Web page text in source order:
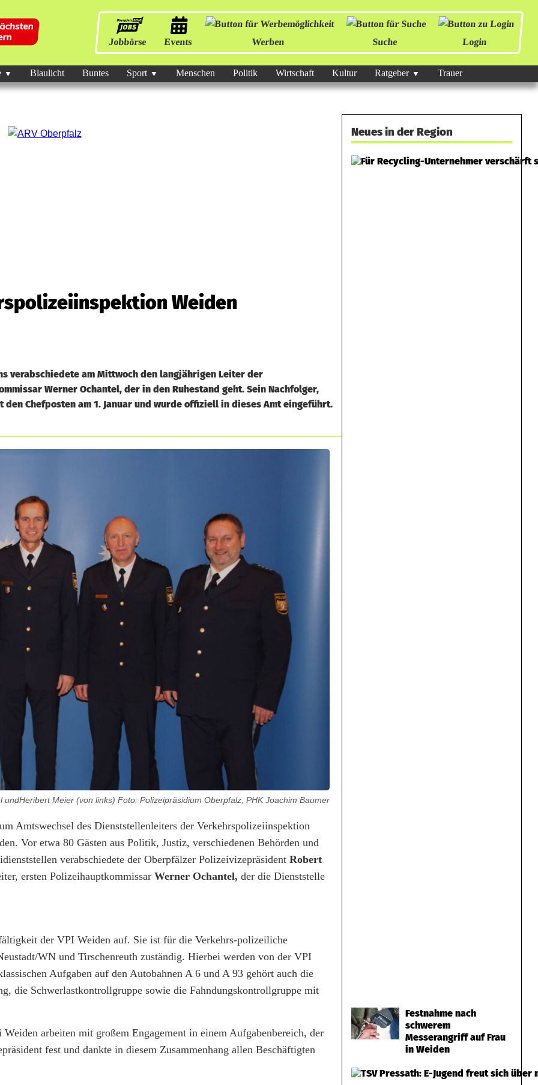
Jobbörse Events Werben Suche Login
Blaulicht Buntes Sport Menschen Politik Wirtschaft Kultur Ratgeber Trauer
Weiden
verabschiedete am Mittwoch den langjährigen Leiter der
Werner Ochantel, der in den Ruhestand geht. Sein Nachfolger,
Chefposten am 1. Januar und wurde offiziell in dieses Amt eingeführt.
Meier (von links) Foto: Polizeipräsidium Oberpfalz, PHK Joachim Baumer
Amtswechsel des Dienststellenleiters der Verkehrspolizeiinspektion
Vor etwa 80 Gästen aus Politik, Justiz, verschiedenen Behörden und
verabschiedete der Oberpfälzer Polizeivizepräsident Robert
ersten Polizeihauptkommissar Werner Ochantel, der die Dienststelle
der VPI Weiden auf. Sie ist für die Verkehrs-polizeiliche
WN und Tirschenreuth zuständig. Hierbei werden von der VPI
Aufgaben auf den Autobahnen A 6 und A 93 gehört auch die
die Schwerlastkontrollgruppe sowie die Fahndungskontrollgruppe mit
arbeiten mit großem Engagement in einem Aufgabenbereich, der
fest und dankte in diesem Zusammenhang allen Beschäftigten
Neues in der Region
Festnahme nach
schwerem
Messerangriff auf Frau
in Weiden